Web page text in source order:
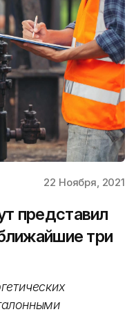
22 Ноября, 2021
представил
три